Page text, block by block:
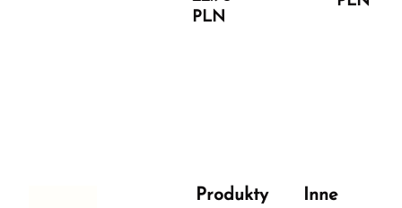
PLN
Produkty Inne